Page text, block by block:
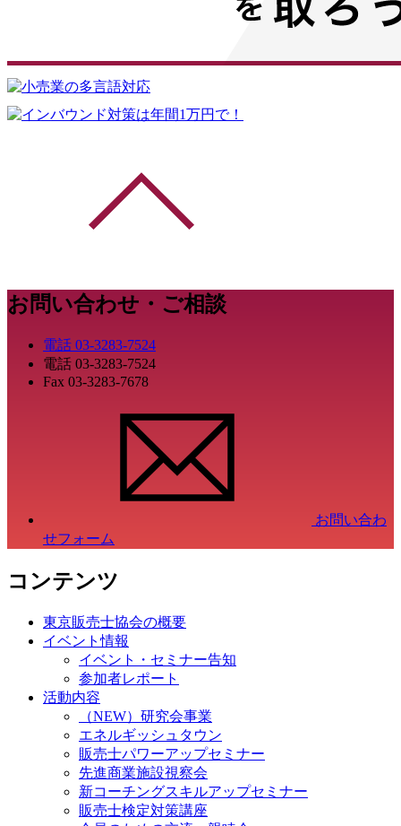
お問い合わせ・ご相談
電話 03-3283-7524
電話 03-3283-7524
Fax 03-3283-7678
お問い合わ
せフォーム
コンテンツ
東京販売士協会の概要
イベント情報
イベント・セミナー告知
参加者レポート
活動内容
（NEW）研究会事業
エネルギッシュタウン
販売士パワーアップセミナー
先進商業施設視察会
新コーチングスキルアップセミナー
販売士検定対策講座